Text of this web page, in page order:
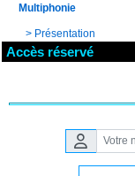
Multiphonie
> Présentation
Accès réservé